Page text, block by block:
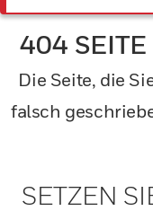
404 SEITE
Die Seite, die
falsch
SETZEN